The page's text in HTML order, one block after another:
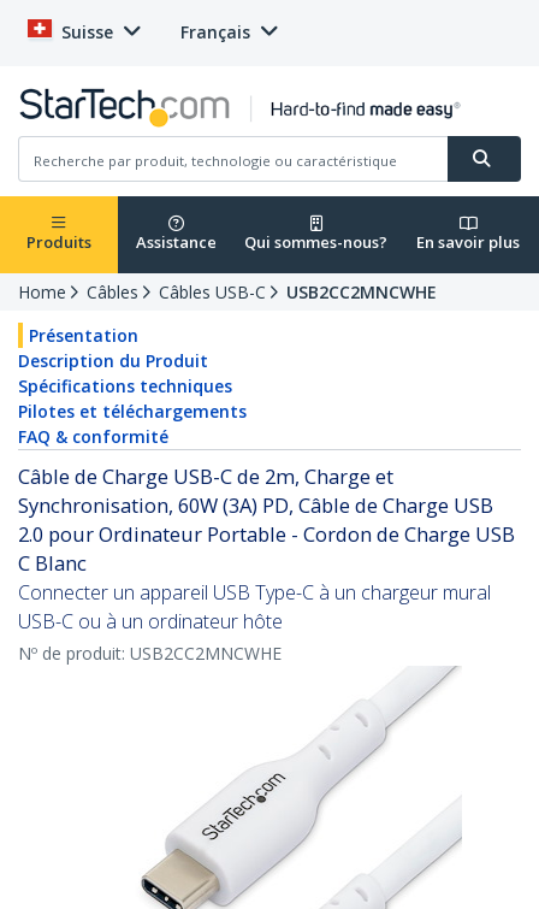
Suisse Français
Produits Assistance Qui sommes-nous? En savoir plus
Home Câbles Câbles USB-C
USB2CC2MNCWHE
Présentation
Description du Produit
Spécifications techniques
Pilotes et téléchargements
FAQ & conformité
Câble de Charge USB-C de 2m, Charge et
Synchronisation, 60W (3A) PD, Câble de Charge USB
2.0 pour Ordinateur Portable - Cordon de Charge USB
C Blanc
Connecter un appareil USB Type-C à un chargeur mural
USB-C ou à un ordinateur hôte
Nº de produit: USB2CC2MNCWHE